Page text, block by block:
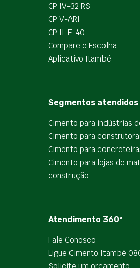
CP IV-32 RS
CP V-ARI
CP II-F-40
Compare e Escolha
Aplicativo Itambé
Segmentos atendidos
Cimento para indústrias
Cimento para
Cimento para
Cimento para lojas de
construção
Atendimento 360º
Fale Conosco
Ligue Cimento Itambé